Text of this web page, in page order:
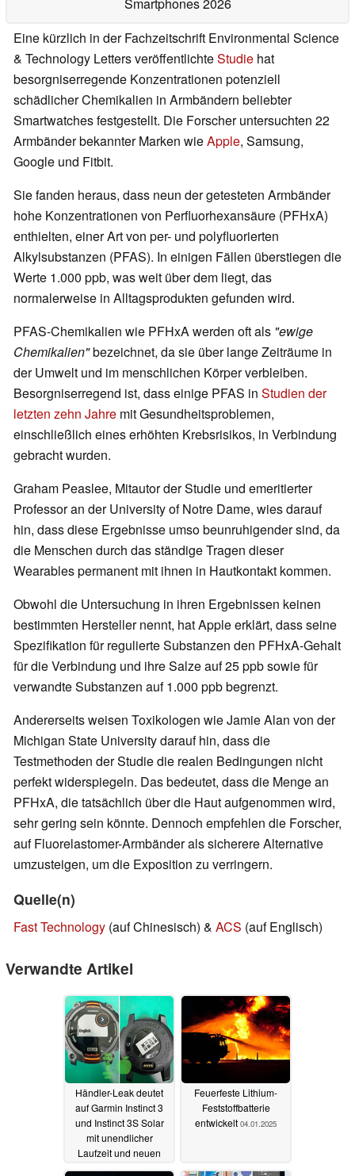
Eine kürzlich in der Fachzeitschrift Environmental Science
& Technology Letters veröffentlichteStudie hat
besorgniserregende Konzentrationen potenziell
schädlicher Chemikalien in Armbändern beliebter
Smartwatches festgestellt. Die Forscher untersuchten 22
Armbänder bekannter Marken wieApple, Samsung,
Google und Fitbit.
Sie fanden heraus, dass neun der getesteten Armbänder
hohe Konzentrationen von Perfluorhexansäure (PFHxA)
enthielten, einer Art von per- und polyfluorierten
Alkylsubstanzen (PFAS). In einigen Fällen überstiegen die
Werte 1.000 ppb, was weit über dem liegt, das
normalerweise in Alltagsprodukten gefunden wird.
PFAS-Chemikalien wie PFHxA werden oft als "ewige
Chemikalien"bezeichnet, da sie über lange Zeiträume in
der Umwelt und im menschlichen Körper verbleiben.
Besorgniserregend ist, dass einige PFAS in Studien der
letzten zehn Jahre mit Gesundheitsproblemen,
einschließlich eines erhöhten Krebsrisikos, in Verbindung
gebracht wurden.
Graham Peaslee, Mitautor der Studie und emeritierter
Professor an der University of Notre Dame, wies darauf
hin, dass diese Ergebnisse umso beunruhigender sind, da
die Menschen durch das ständige Tragen dieser
Wearables permanent mit ihnen in Hautkontakt kommen.
Obwohl die Untersuchung in ihren Ergebnissen keinen
bestimmten Hersteller nennt, hat Apple erklärt, dass seine
Spezifikation für regulierte Substanzen den PFHxA-Gehalt
für die Verbindung und ihre Salze auf 25 ppb sowie für
verwandte Substanzen auf 1.000 ppb begrenzt.
Andererseits weisen Toxikologen wie Jamie Alan von der
Michigan State University darauf hin, dass die
Testmethoden der Studie die realen Bedingungen nicht
perfekt widerspiegeln. Das bedeutet, dass die Menge an
PFHxA, die tatsächlich über die Haut aufgenommen wird,
sehr gering sein könnte. Dennoch empfehlen die Forscher,
auf Fluorelastomer-Armbänder als sicherere Alternative
umzusteigen, um die Exposition zu verringern.
Quelle(n)
Fast Technology (auf Chinesisch) & ACS (auf Englisch)
Verwandte Artikel
Händler-Leak deutet
auf Garmin Instinct 3
und Instinct 3S Solar
mit unendlicher
Laufzeit und neuen
Features05.01.2025
Feuerfeste Lithium-
Feststoffbatterie
entwickelt 04.01.2025